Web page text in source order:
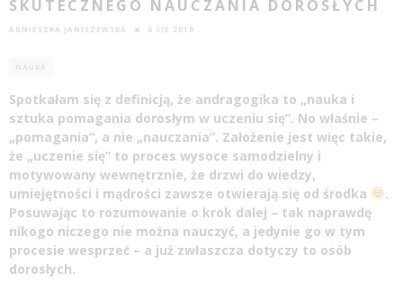
SKUTECZNEGO NAUCZANIA DOROSŁYCH
AGNIESZKA JANISZEWSKA 6 SIE 2019
NAUKA
Spotkałam się z definicją, że andragogika to „nauka i
sztuka pomagania dorosłym w uczeniu się”. No właśnie –
„pomagania”, a nie „nauczania”. Założenie jest więc takie,
że „uczenie się” to proces wysoce samodzielny i
motywowany wewnętrznie, że drzwi do wiedzy,
umiejętności i mądrości zawsze otwierają się od środka
.
Posuwając to rozumowanie o krok dalej – tak naprawdę
nikogo niczego nie można nauczyć, a jedynie go w tym
procesie wesprzeć – a już zwłaszcza dotyczy to osób
dorosłych.